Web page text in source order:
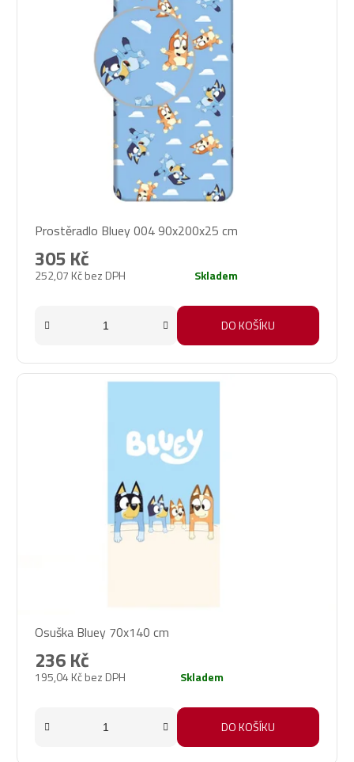
Prostěradlo Bluey 004 90x200x25 cm
252,07 Kč bez DPH
305 Kč
Skladem
DO KOŠÍKU
Osuška Bluey 70x140 cm
195,04 Kč bez DPH
236 Kč
Skladem
DO KOŠÍKU